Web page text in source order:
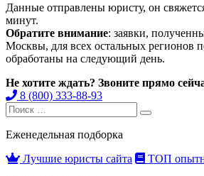
Данные отправлены юристу, он
минут.
Обратите внимание: заявки,
Москвы, для всех остальных регионов
обработаны на следующий день.
Не хотите ждать? Звоните прямо
8 (800) 333-88-93
Search
for:
Search
Еженедельная подборка
Лучшие юристы сайта
ТОП